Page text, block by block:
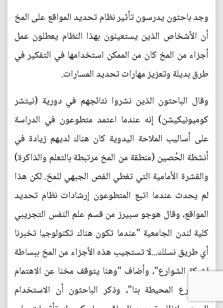
وجد باحثون يدرسون تأثير نظام تحديد المواقع على المخ
أن الأشخاص الذين يستعينون بهذا النظام يعطلون عمل
أجزاء من المخ كان من الممكن استخدامها في التفكير في
طرق بديلة وتعزيز مهارات تحديد المسارات.
وقال الباحثون الذين نشروا نتائجهم في دورية (نيتشر
كوميونيكيشن) إنه عندما اعتمد متطوعون في الدراسة
على أساليب الملاحة اليدوية كان هناك لديهم زيادة في
أنشطة الحُصين (منطقة من المخ مرتبطة بالتعلم والذاكرة)
والقشرة الأمامية التي تغطي الفص الجبهي للمخ. لكن هذا
لم يحدث عندما اتبع المتطوعون إرشادات نظام تحديد
المواقع، وقال هوجو سبيرز من قسم علم النفس التجريبي
كلية لندن الجامعية "عندما تكون هناك تكنولوجيا تخبرنا
أي طريق نسلك...لا تستجيب هذه الأجزاء من المخ ببساطة
لشبكة الشوارع"، وأضاف "وهنا يتوقف مخنا عن الاهتمام
بالشوارع المحيطة بنا"، وذكر الباحثون أن الاستخدام